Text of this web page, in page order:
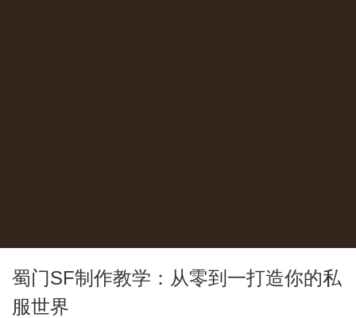
蜀门SF制作教学：从零到一打造你的私
服世界